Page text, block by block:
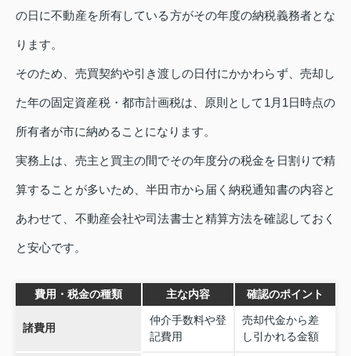
の日に不動産を所有している方がその年度の納税義務者とな
ります。
そのため、売買契約や引き渡しの日付にかかわらず、売却し
た年の固定資産税・都市計画税は、原則として1月1日時点の
所有者が市に納めることになります。
実務上は、売主と買主の間でその年度分の税金を日割りで精
算することが多いため、半田市から届く納税通知書の内容と
あわせて、不動産会社や司法書士と精算方法を確認しておく
と安心です。
費用・税金の種類 主な内容 確認のポイント
諸費用
仲介手数料や登
記費用
売却代金から差
し引かれる金額